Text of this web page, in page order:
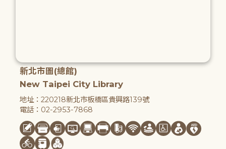
新北市圖(總館)
New Taipei City Library
地址：220218新北市板橋區貴興路139號
電話：02-2953-7868